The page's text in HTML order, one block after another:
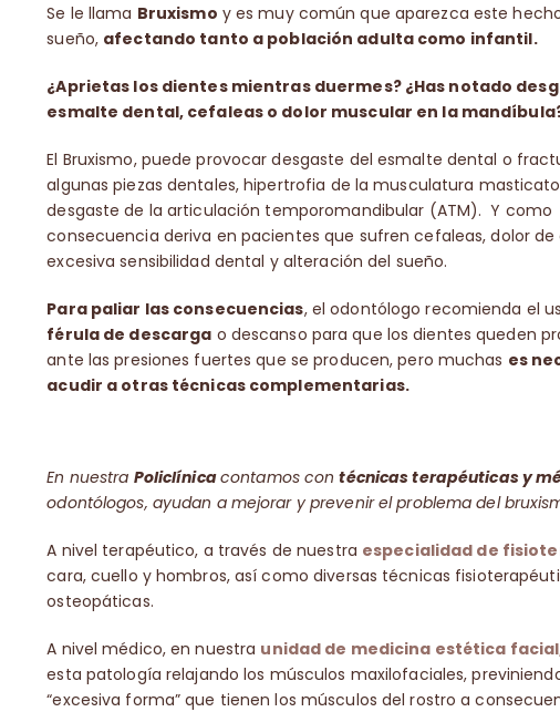
Se le llama Bruxismo y es muy común que aparezca este
sueño, afectando tanto a población adulta como infantil.
¿Aprietas los dientes mientras duermes? ¿Has notado
esmalte dental, cefaleas o dolor muscular en la
El Bruxismo, puede provocar desgaste del esmalte dental o
algunas piezas dentales, hipertrofia de la musculatura
desgaste de la articulación temporomandibular (ATM). Y como
consecuencia deriva en pacientes que sufren cefaleas, dolor de
excesiva sensibilidad dental y alteración del sueño.
Para paliar las consecuencias, el odontólogo recomienda el
férula de descarga o descanso para que los dientes queden
ante las presiones fuertes que se producen, pero muchas es
acudir a otras técnicas complementarias.
En nuestra Policlínicacontamos contécnicas terapéuticas y
odontólogos, ayudan a mejorar y prevenir el problema del
A nivel terapéutico, a través de nuestra especialidad de
cara, cuello y hombros, así como diversas técnicas
osteopáticas.
A nivel médico, en nuestra unidad de medicina estética
esta patología relajando los músculos maxilofaciales,
“excesiva forma” que tienen los músculos del rostro a